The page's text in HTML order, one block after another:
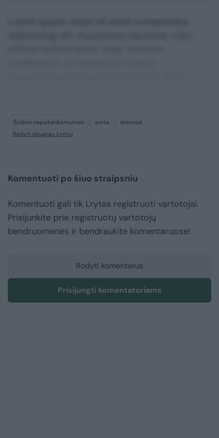
Širdies nepakankamumas aorta
stenozė
Rodyti daugiau žymių
Komentuoti po šiuo straipsniu
Komentuoti gali tik Lrytas registruoti vartotojai.
Prisijunkite prie registruotų vartotojų
bendruomenės ir bendraukite komentaruose!
Rodyti komentarus
Prisijungti komentatoriams